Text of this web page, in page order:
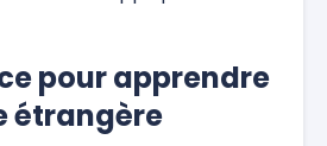
pour apprendre
étrangère